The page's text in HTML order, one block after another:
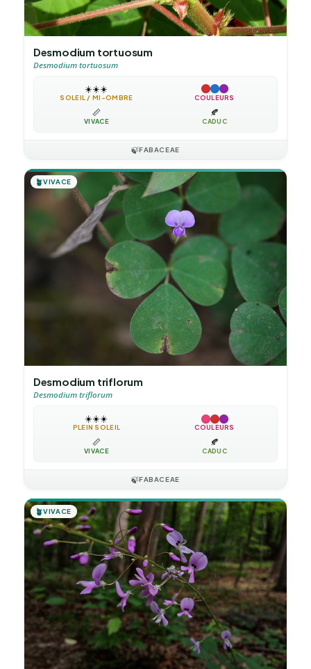
Desmodium tortuosum
Desmodium tortuosum
☀️☀️☀️
SOLEIL / MI-OMBRE COULEURS
📏
VIVACE
🍂
CADUC
🍃FABACEAE
🪴VIVACE
Desmodium triflorum
Desmodium triflorum
☀️☀️☀️
PLEIN SOLEIL COULEURS
📏
VIVACE
🍂
CADUC
🍃FABACEAE
🪴VIVACE